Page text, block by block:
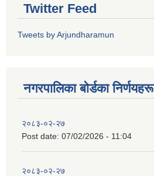
Twitter Feed
Tweets by Arjundharamun
नगरपालिका बाेर्डका निर्णयहरू
२०८३-०२-२७
Post date: 07/02/2026 - 11:04
२०८३-०२-२७